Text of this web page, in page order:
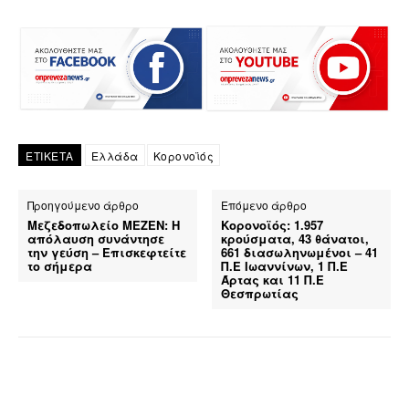
ΕΤΙΚΕΤΑ Ελλάδα Κορονοϊός
Προηγούμενο άρθρο
Μεζεδοπωλείο ΜΕΖΕΝ: Η
απόλαυση συνάντησε
την γεύση – Επισκεφτείτε
το σήμερα
Επόμενο άρθρο
Κορονοϊός: 1.957
κρούσματα, 43 θάνατοι,
661 διασωληνωμένοι – 41
Π.Ε Ιωαννίνων, 1 Π.Ε
Άρτας και 11 Π.Ε
Θεσπρωτίας